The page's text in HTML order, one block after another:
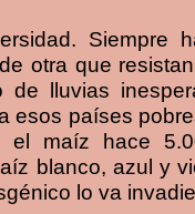
Siempre
otra que
lluvias
esos países
maíz hace
blanco, azul y
lo va